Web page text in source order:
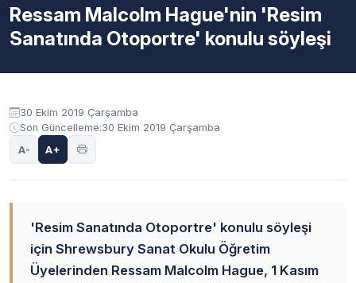
Akademik Takvim
Ressam Malcolm Hague'nin 'Resim
Sanatında Otoportre' konulu söyleşi
Duyuru içeriği
30 Ekim 2019 Çarşamba
Son Güncelleme:30 Ekim 2019 Çarşamba
A- A+
'Resim Sanatında Otoportre' konulu söyleşi
için Shrewsbury Sanat Okulu Öğretim
Üyelerinden Ressam Malcolm Hague, 1 Kasım